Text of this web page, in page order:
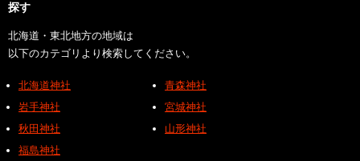
探す
北海道・東北地方の地域は
以下のカテゴリより検索してください。
北海道神社
青森神社
岩手神社
宮城神社
秋田神社
山形神社
福島神社